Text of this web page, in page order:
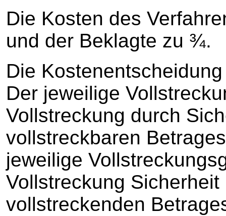
Die Kosten des
und der Beklagte zu ¾.
Die
Der jeweilige
Vollstreckung durch
vollstreckbaren
jeweilige
Vollstreckung
vollstreckenden